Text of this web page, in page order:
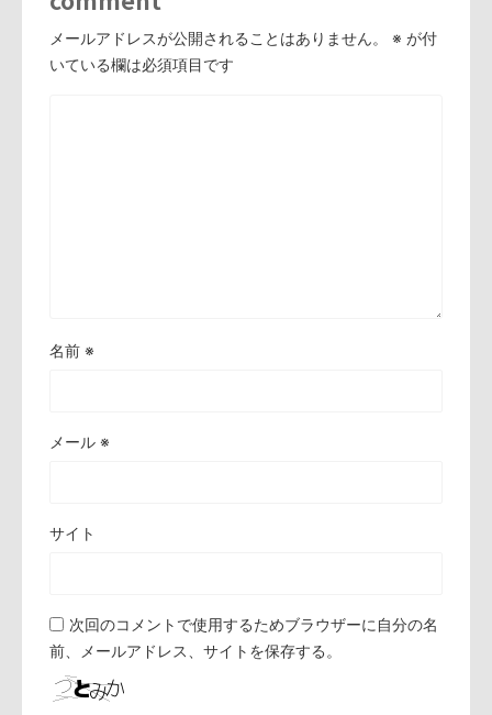
メールアドレスが公開されることはありません。 ※ が付
いている欄は必須項目です
名前 ※
メール ※
サイト
次回のコメントで使用するためブラウザーに自分の名
前、メールアドレス、サイトを保存する。